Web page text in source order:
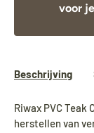
voor
Beschrijving
Riwax PVC
herstellen van